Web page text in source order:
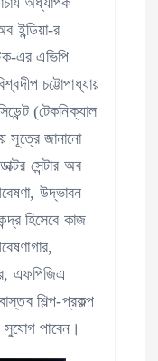
ইন্ডিয়া-র
এর এভিপি
চট্টোপাধ্যায়
(টেকনিক্যাল
সূত্রে জানানো
সেন্টার অব
উদ্ভাবন
হিসেবে কাজ
এফপিজিএ
শিল্প-প্রকল্প
সুযোগ পাবেন।